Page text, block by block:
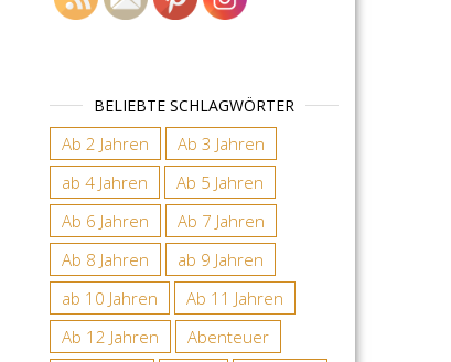
BELIEBTE SCHLAGWÖRTER
Ab 2 Jahren
Ab 3 Jahren
ab 4 Jahren
Ab 5 Jahren
Ab 6 Jahren
Ab 7 Jahren
Ab 8 Jahren
ab 9 Jahren
ab 10 Jahren
Ab 11 Jahren
Ab 12 Jahren
Abenteuer